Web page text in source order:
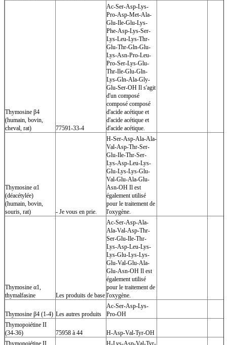
Thymosine β4
(humain, bovin,
cheval, rat)
77591-33-4
Ac-Ser-Asp-Lys-
Pro-Asp-Met-Ala-
Glu-Ile-Glu-Lys-
Phe-Asp-Lys-Ser-
Lys-Leu-Lys-Thr-
Glu-Thr-Gln-Glu-
Lys-Asn-Pro-Leu-
Pro-Ser-Lys-Glu-
Thr-Ile-Glu-Gln-
Lys-Gln-Ala-Gly-
Glu-Ser-OH Il s'agit
d'un composé
composé composé
d'acide acétique et
d'acide acétique et
d'acide acétique.
Thymosine α1
(déacétylée)
(humain, bovin,
souris, rat)
- Je vous en prie.
H-Ser-Asp-Ala-Ala-
Val-Asp-Thr-Ser-
Glu-Ile-Thr-Ser-
Lys-Asp-Leu-Lys-
Glu-Lys-Lys-Glu-
Val-Glu-Ala-Glu-
Asn-OH Il est
également utilisé
pour le traitement de
l'oxygène.
Thymosine α1,
thymalfasine
Les produits de base
Ac-Ser-Asp-Ala-
Ala-Val-Asp-Thr-
Ser-Glu-Ile-Thr-
Lys-Asp-Leu-Lys-
Lys-Glu-Lys-Lys-
Glu-Val-Glu-Ala-
Glu-Asn-OH Il est
également utilisé
pour le traitement de
l'oxygène.
Thymosine β4 (1-4) Les autres produits
Ac-Ser-Asp-Lys-
Pro-OH
Thymopoiétine II
(34-36)
75958 à 44
H-Asp-Val-Tyr-OH
Thymopoiétine II
H-Lys-Asp-Val-Tyr-